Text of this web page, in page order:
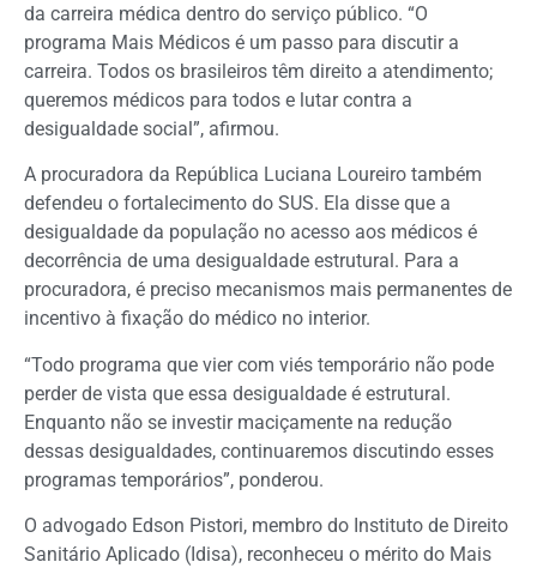
da carreira médica dentro do serviço público. “O
programa Mais Médicos é um passo para discutir a
carreira. Todos os brasileiros têm direito a atendimento;
queremos médicos para todos e lutar contra a
desigualdade social”, afirmou.
A procuradora da República Luciana Loureiro também
defendeu o fortalecimento do SUS. Ela disse que a
desigualdade da população no acesso aos médicos é
decorrência de uma desigualdade estrutural. Para a
procuradora, é preciso mecanismos mais permanentes de
incentivo à fixação do médico no interior.
“Todo programa que vier com viés temporário não pode
perder de vista que essa desigualdade é estrutural.
Enquanto não se investir maciçamente na redução
dessas desigualdades, continuaremos discutindo esses
programas temporários”, ponderou.
O advogado Edson Pistori, membro do Instituto de Direito
Sanitário Aplicado (Idisa), reconheceu o mérito do Mais